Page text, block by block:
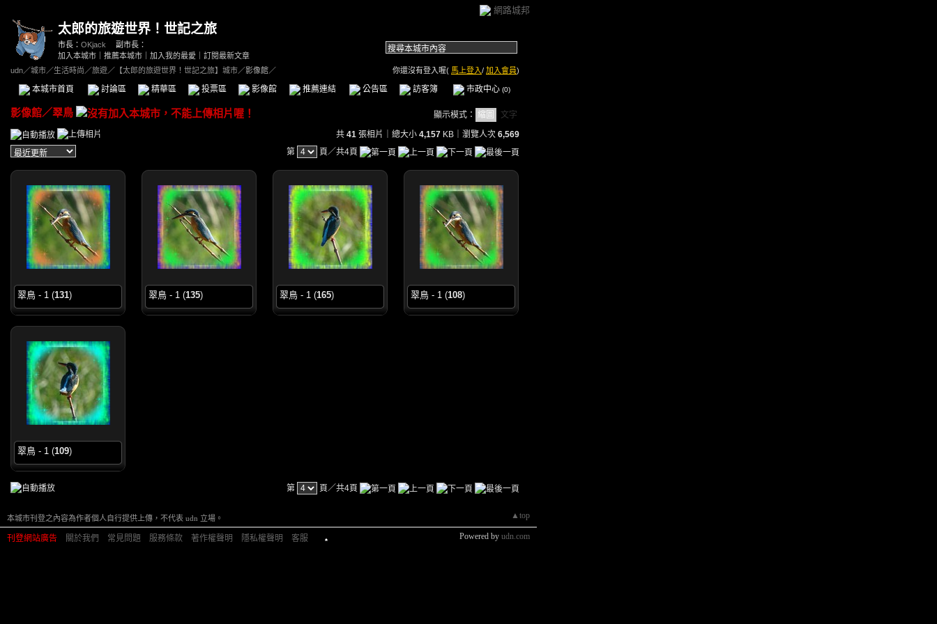
網路城邦
太郎的旅遊世界！世記之旅
市長： OKjack
副市長：
加入本城市
推薦本城市 加入我的最愛
訂閱最新文章
udn／城市／生活時尚 ／旅遊／ 【太郎的旅遊世界！世記之旅】城市／影像館／ 你還沒有登入喔( 馬上登入/ 加入會員)
本城市首頁 討論區 精華區 投票區 影像館 推薦連結 公告區 訪客簿 市政中心 (0)
影像館／翠鳥 顯示模式： 縮圖
文字
共 41 張相片｜總大小 4,157 KB ｜瀏覽人次 6,569
第
頁／共4頁
翠鳥 - 1 (131) 翠鳥 - 1 (135) 翠鳥 - 1 (165) 翠鳥 - 1 (108)
翠鳥 - 1 (109)
第 頁／共4頁
▲top
本城市刊登之內容為作者個人自行提供上傳，不代表 udn 立場。
刊登網站廣告 關於我們 常見問題 服務條款 著作權聲明 隱私權聲明 客服 Powered by udn.com